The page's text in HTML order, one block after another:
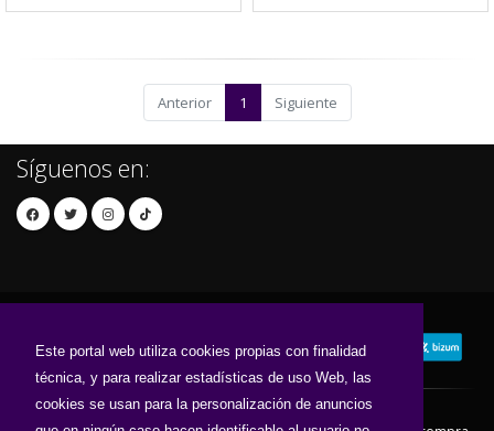
Este portal web utiliza cookies propias con finalidad
técnica, y para realizar estadísticas de uso Web, las
cookies se usan para la personalización de anuncios
Anterior 1 Siguiente
Síguenos en: